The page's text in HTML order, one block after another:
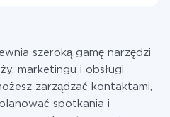
się na płatną. Więcej
szeroką gamę narzędzi
marketingu i obsługi
zarządzać kontaktami,
spotkania i